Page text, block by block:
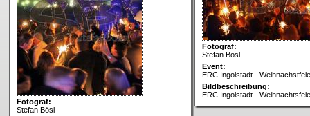
Fotograf:
Stefan Bösl
Fotograf:
Stefan Bösl
Event:
ERC Ingolstadt -
Bildbeschreibung:
ERC Ingolstadt -